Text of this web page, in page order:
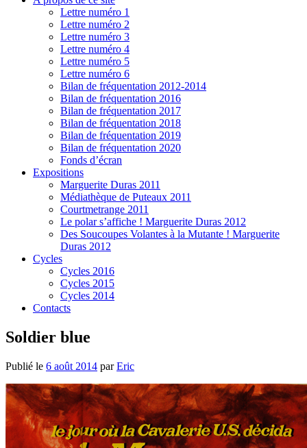
Lettre numéro 1
Lettre numéro 2
Lettre numéro 3
Lettre numéro 4
Lettre numéro 5
Lettre numéro 6
Bilan de fréquentation 2012-2014
Bilan de fréquentation 2016
Bilan de fréquentation 2017
Bilan de fréquentation 2018
Bilan de fréquentation 2019
Bilan de fréquentation 2020
Fonds d’écran
Expositions
Marguerite Duras 2011
Médiathèque de Puteaux 2011
Courtmetrange 2011
Le polar s’affiche ! Marguerite Duras 2012
Des Soucoupes Volantes à la Mutante ! Marguerite
Duras 2012
Cycles
Cycles 2016
Cycles 2015
Cycles 2014
Contacts
Soldier blue
Publié le 6 août 2014 parEric